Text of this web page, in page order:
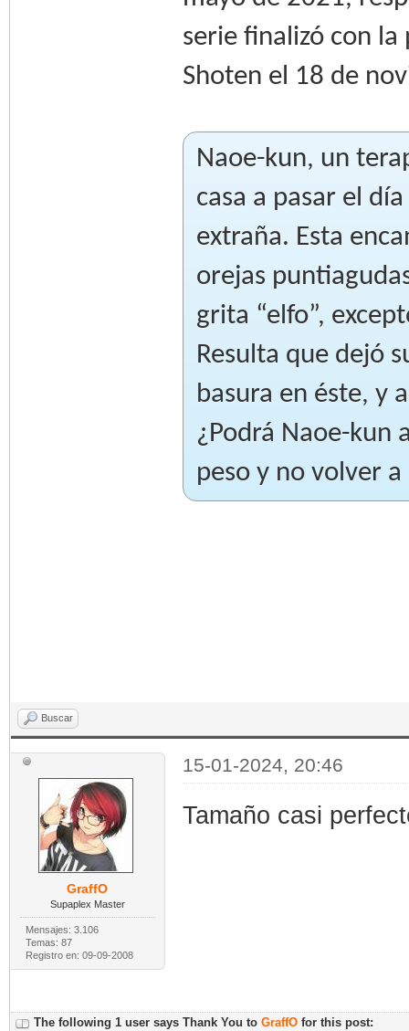
serie finalizó con
Shoten el 18 de
Naoe-kun, un
casa a pasar el
extraña. Esta
orejas
grita “elfo”,
Resulta que dejó
basura en éste, y
¿Podrá Naoe-kun
peso y no volver
Buscar
GraffO
Supaplex Master
Mensajes: 3.106
Temas: 87
Registro en: 09-09-2008
15-01-2024, 20:46
Tamaño casi
The following 1 user says Thank You to GraffO for this post: